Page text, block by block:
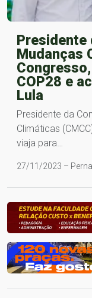
Presidente
Mudanças
COP28 e
Lula
Presidente da
Climáticas
viaja para…
27/11/2023 –